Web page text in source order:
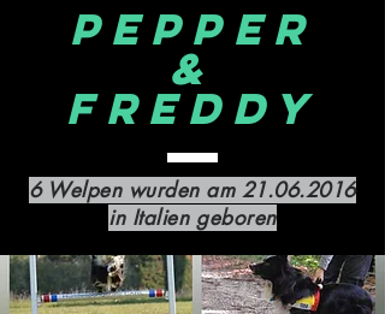
Pepper
&
Freddy
6 Welpen wurden am 21.06.2016
in Italien geboren